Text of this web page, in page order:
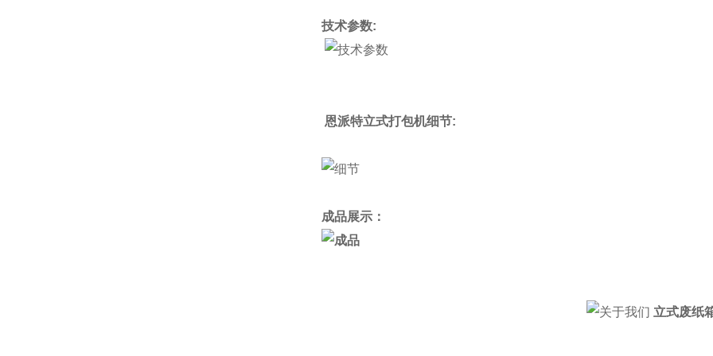
技术参数:
恩派特立式打包机细节:
成品展示：
立式废纸